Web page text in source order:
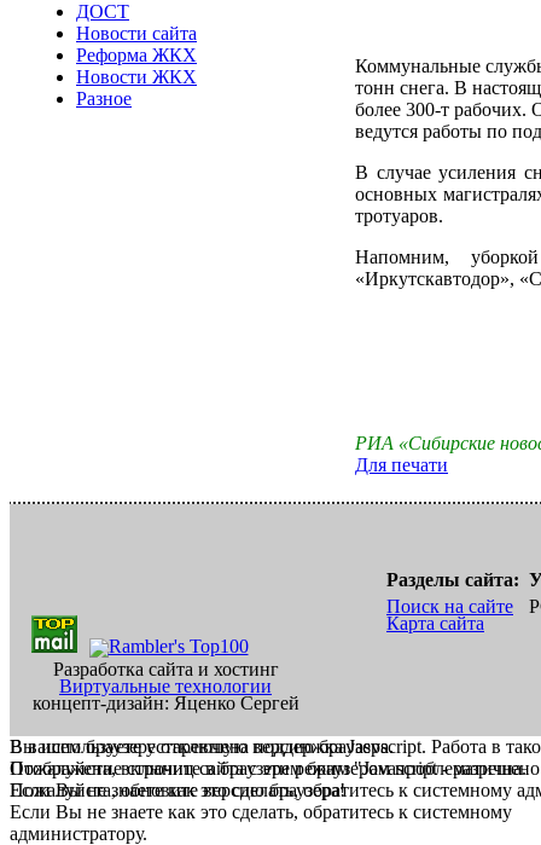
ДОСТ
Новости сайта
Реформа ЖКХ
Новости ЖКХ
Разное
Коммунальные
тонн снега. В
более 300-т рабочих.
ведутся работы по
В случае усиления
основных
тротуаров.
Напомним,
«Иркутскавтодор»,
РИА «Сибирские
Для печати
Разработка сайта и хостинг
Виртуальные технологии
концепт-дизайн: Яценко Сергей
Разделы сайта:
Поиск на сайте
Карта сайта
В вашем браузере отключена поддержка Jasvscript. Работа в
Пожалуйста, включите в браузере режим "Javascript -
Если Вы не знаете как это сделать, обратитесь к системному
Вы используете устаревшую версию браузера.
Отображение страниц сайта с этим браузером проблематична.
Пожалуйста, обновите версию браузера!
Если Вы не знаете как это сделать, обратитесь к системному
администратору.